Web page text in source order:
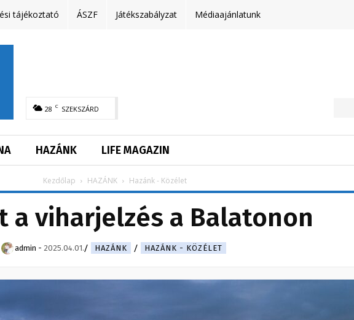
tájékoztató ÁSZF Játékszabályzat Médiaajánlatunk
28 C SZEKSZÁRD
HAZÁNK LIFE MAGAZIN
Kezdőlap HAZÁNK Hazánk - Közélet
a viharjelzés a Balatonon
admin - 2025.04.01. HAZÁNK HAZÁNK - KÖZÉLET